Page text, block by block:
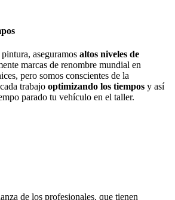
aseguramos altos niveles de
marcas de renombre mundial en
pero somos conscientes de la
trabajo optimizando los tiempos y así
parado tu vehículo en el taller.
de los profesionales, que tienen